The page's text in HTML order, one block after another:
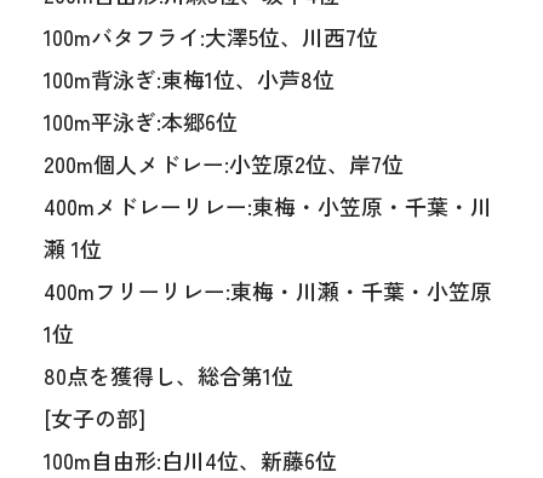
100mバタフライ:大澤5位、川西7位
100m背泳ぎ:東梅1位、小芦8位
100m平泳ぎ:本郷6位
200m個人メドレー:小笠原2位、岸7位
400mメドレーリレー:東梅・小笠原・千葉・川
瀬 1位
400mフリーリレー:東梅・川瀬・千葉・小笠原
1位
80点を獲得し、総合第1位
[女子の部]
100m自由形:白川4位、新藤6位